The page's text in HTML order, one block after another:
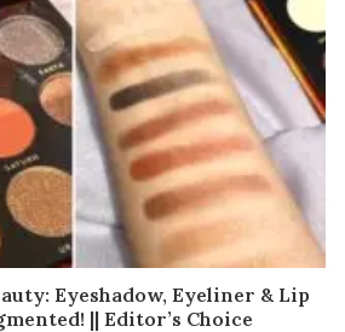
Eyeshadow, Eyeliner & Lip
|| Editor’s Choice